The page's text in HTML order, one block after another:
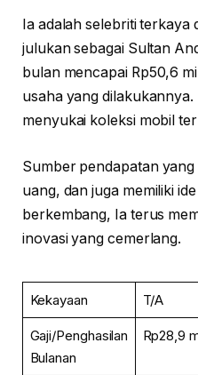
Ia adalah selebriti terkaya
julukan sebagai Sultan
bulan mencapai Rp50,6
usaha yang
menyukai koleksi mobil
Sumber pendapatan
uang, dan juga memiliki
berkembang, Ia terus
inovasi yang cemerlang.
Kekayaan T/A
Gaji/Penghasilan
Bulanan
Rp28,9